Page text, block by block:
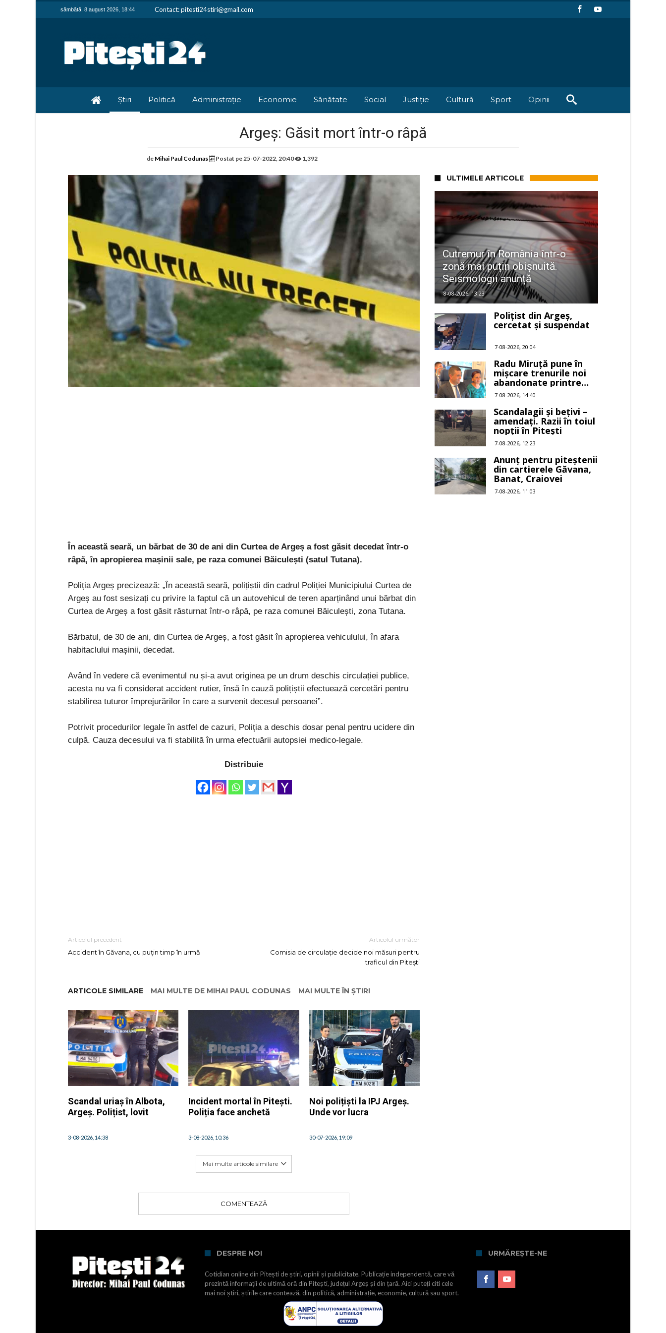
sâmbătă, 8 august 2026, 18:44 Contact: pitesti24stiri@gmail.com
Știri Politică Administrație Economie Sănătate Social Justiție Cultură Sport Opinii
Argeș: Găsit mort într-o râpă
de Mihai Paul Codunas Postat pe25-07-2022, 20:40 1,392
În această seară, un bărbat de 30 de ani din Curtea de Argeș a fost găsit decedat într-o
râpă, în apropierea mașinii sale, pe raza comunei Băiculești (satul Tutana).
Poliția Argeș precizează: „În această seară, polițiștii din cadrul Poliției Municipiului Curtea de
Argeș au fost sesizați cu privire la faptul că un autovehicul de teren aparținând unui bărbat din
Curtea de Argeș a fost găsit răsturnat într-o râpă, pe raza comunei Băiculești, zona Tutana.
Bărbatul, de 30 de ani, din Curtea de Argeș, a fost găsit în apropierea vehiculului, în afara
habitaclului mașinii, decedat.
Având în vedere că evenimentul nu și-a avut originea pe un drum deschis circulației publice,
acesta nu va fi considerat accident rutier, însă în cauză polițiștii efectuează cercetări pentru
stabilirea tuturor împrejurărilor în care a survenit decesul persoanei”.
Potrivit procedurilor legale în astfel de cazuri, Poliția a deschis dosar penal pentru ucidere din
culpă. Cauza decesului va fi stabilită în urma efectuării autopsiei medico-legale.
Distribuie
Articolul precedent
Accident în Găvana, cu puțin timp în urmă
Articolul următor
Comisia de circulație decide noi măsuri pentru
traficul din Pitești
ARTICOLE SIMILARE MAI MULTE DE MIHAI PAUL CODUNAS MAI MULTE ÎN ȘTIRI
Scandal uriaș în Albota,
Argeș. Polițist, lovit
3-08-2026, 14:38
Incident mortal în Pitești.
Poliția face anchetă
3-08-2026, 10:36
Noi polițiști la IPJ Argeș.
Unde vor lucra
30-07-2026, 19:09
Mai multe articole similare
COMENTEAZĂ
ULTIMELE ARTICOLE
Cutremur în România într-o
zonă mai puțin obișnuită.
Seismologii anunță
8-08-2026, 13:23
Polițist din Argeș,
cercetat și suspendat
7-08-2026, 20:04
Radu Miruță pune în
mișcare trenurile noi
abandonate printre
buruieni
7-08-2026, 14:40
Scandalagii și bețivi –
amendați. Razii în toiul
nopții în Pitești
7-08-2026, 12:23
Anunț pentru piteștenii
din cartierele Găvana,
Banat, Craiovei
7-08-2026, 11:03
DESPRE NOI
Cotidian online din Pitești de știri, opinii și publicitate. Publicație independentă, care vă
prezintă informații de ultimă oră din Pitești, județul Argeș și din țară. Aici puteți citi cele
mai noi știri, știrile care contează, din politică, administrație, economie, cultură sau sport.
URMĂREȘTE-NE